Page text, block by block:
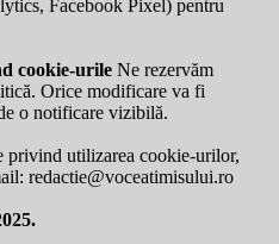
Facebook Pixel) pentru
cookie-urile Ne rezervăm
Orice modificare va fi
o notificare vizibilă.
privind utilizarea cookie-urilor,
redactie@voceatimisului.ro